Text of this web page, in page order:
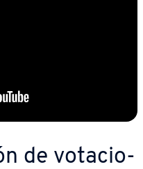
de vo­ta­cio­